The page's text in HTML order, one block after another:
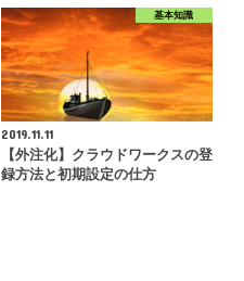
基本知識
2019.11.11
【外注化】クラウドワークスの登
録方法と初期設定の仕方